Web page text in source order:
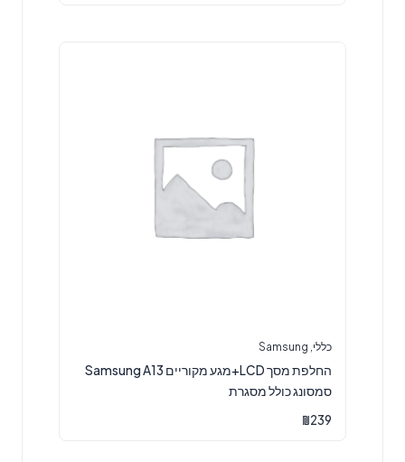
כללי Samsung
החלפת מסך LCD+מגע מקוריים Samsung A13
סמסונג כולל מסגרת
₪239